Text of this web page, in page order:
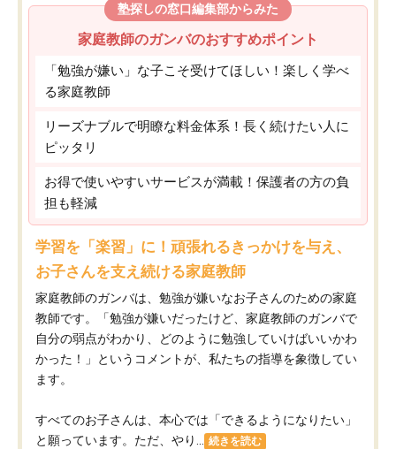
塾探しの窓口編集部からみた
家庭教師のガンバのおすすめポイント
「勉強が嫌い」な子こそ受けてほしい！楽しく学べ
る家庭教師
リーズナブルで明瞭な料金体系！長く続けたい人に
ピッタリ
お得で使いやすいサービスが満載！保護者の方の負
担も軽減
学習を「楽習」に！頑張れるきっかけを与え、
お子さんを支え続ける家庭教師
家庭教師のガンバは、勉強が嫌いなお子さんのための家庭
教師です。「勉強が嫌いだったけど、家庭教師のガンバで
自分の弱点がわかり、どのように勉強していけばいいかわ
かった！」というコメントが、私たちの指導を象徴してい
ます。
すべてのお子さんは、本心では「できるようになりたい」
と願っています。ただ、やり...
続きを読む